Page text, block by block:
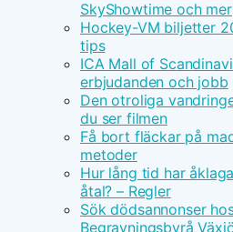
SkyShowtime och mer
Hockey-VM biljetter
tips
ICA Mall of
erbjudanden och jobb
Den otroliga
du ser filmen
Få bort fläckar på
metoder
Hur lång tid har
åtal? – Regler
Sök dödsannonser
Begravningsbyrå